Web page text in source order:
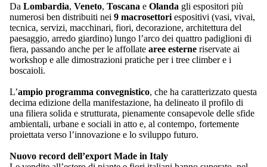
Da Lombardia, Veneto, Toscana e Olanda gli espositori più
numerosi ben distribuiti nei 9 macrosettori espositivi (vasi, vivai,
tecnica, servizi, macchinari, fiori, decorazione, architettura del
paesaggio, arredo giardino) lungo l’arco dei quattro padiglioni di
fiera, passando anche per le affollate aree esterne riservate ai
workshop e alle dimostrazioni pratiche per i tree climber e i
boscaioli.
L’ampio programma convegnistico, che ha caratterizzato questa
decima edizione della manifestazione, ha delineato il profilo di
una filiera solida e strutturata, pienamente consapevole delle sfide
ambientali, urbane e sociali in atto e, al contempo, fortemente
proiettata verso l’innovazione e lo sviluppo futuro.
Nuovo record dell’export Made in Italy